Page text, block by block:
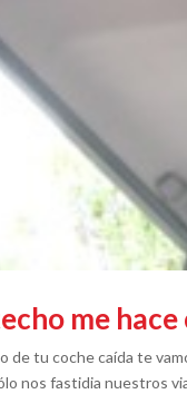
me
de tu coche caída te
nos fastidia nuestros